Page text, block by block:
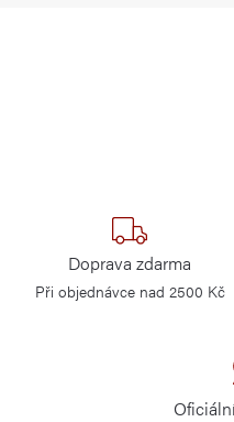
Doprava zdarma
Při objednávce nad 2500 Kč